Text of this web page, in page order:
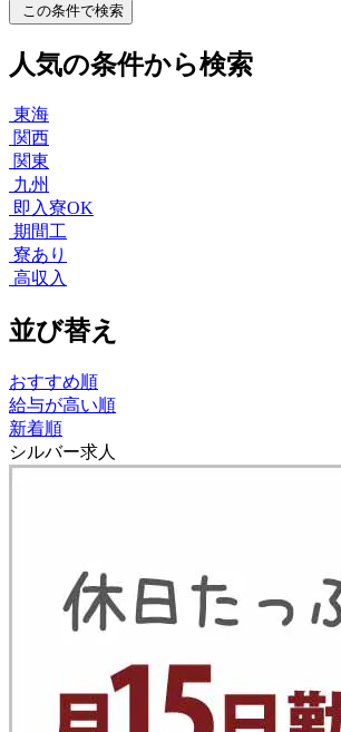
この条件で検索
人気の条件から検索
東海
関西
関東
九州
即入寮OK
期間工
寮あり
高収入
並び替え
おすすめ順
給与が高い順
新着順
シルバー求人